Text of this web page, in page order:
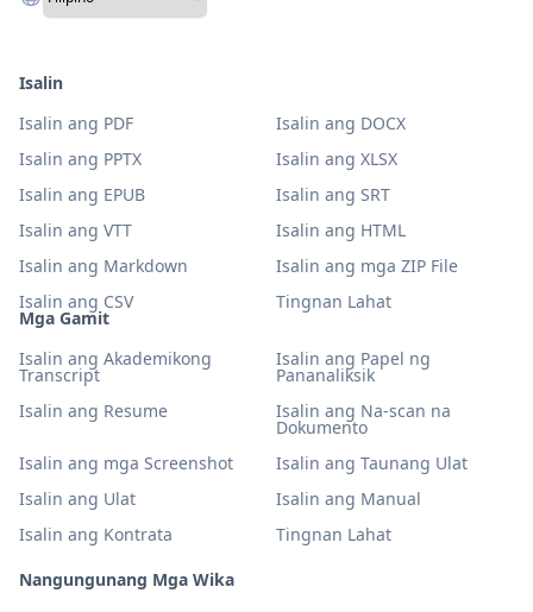
Mga Gamit
Isalin ang Akademikong
Transcript
Isalin ang Papel ng
Pananaliksik
Isalin ang Resume
Isalin ang Na-scan na
Dokumento
Isalin ang mga Screenshot
Isalin ang Taunang Ulat
Isalin ang Ulat
Isalin ang Manual
Isalin ang Kontrata
Tingnan Lahat
Nangungunang Mga Wika
Isalin
Isalin ang PDF
Isalin ang DOCX
Isalin ang PPTX
Isalin ang XLSX
Isalin ang EPUB
Isalin ang SRT
Isalin ang VTT
Isalin ang HTML
Isalin ang Markdown
Isalin ang mga ZIP File
Isalin ang CSV
Tingnan Lahat